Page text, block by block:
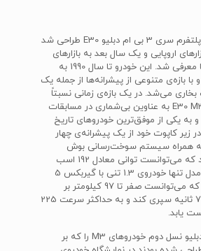
اولین M3 بر پایه‌ی پلتفرم سری 3 بی ام دبلیو E30 طراحی شد
1986 به بازارهای اروپایی و یک سال بعد به بازارهای
ایالات متحده آمریکا معرفی شد. این خودرو تا سال 1990 به
با بازه‌ی متنوعی از پیشرانه‌ها از جمله یک
138 اسب بخاری می‌شد. در یک بازه‌ی زمانی نسبتاً
کوتاه، بی ام دبلیو E30 M3 به عناوین بی‌شماری در مسابقات
یکی از موفق‌ترین خودروهای تاریخ
زیر کاپوت خود از یک پیشرانه‌ی چهار
لیتری به همراه سیستم سوخت‌رسانی بوش
(Bosch) بهره می‌برد که می‌توانست توانی معادل 192 اسب
بخار تولید کند. این مدل تنها خودروی 1.3 تنی با گیربکس 5
سرعته‌ی دستی بود که می‌توانست صفر تا 97 کیلومتر بر
ساعت را در کمتر از 7 ثانیه سپری کند و به حداکثر سرعت 225
یابد.
در سال 1992 بی ام دبلیو نسل دوم خودروهای M3 را که بر